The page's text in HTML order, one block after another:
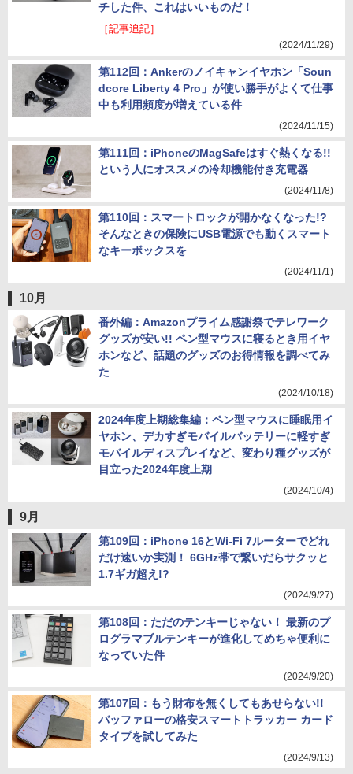
チした件、これはいいものだ！
［記事追記］
(2024/11/29)
第112回：Ankerのノイキャンイヤホン「Soun
dcore Liberty 4 Pro」が使い勝手がよくて仕事
中も利用頻度が増えている件
(2024/11/15)
第111回：iPhoneのMagSafeはすぐ熱くなる!!
という人にオススメの冷却機能付き充電器
(2024/11/8)
第110回：スマートロックが開かなくなった!?
そんなときの保険にUSB電源でも動くスマート
なキーボックスを
(2024/11/1)
10月
番外編：Amazonプライム感謝祭でテレワーク
グッズが安い!! ペン型マウスに寝るとき用イヤ
ホンなど、話題のグッズのお得情報を調べてみ
た
(2024/10/18)
2024年度上期総集編：ペン型マウスに睡眠用イ
ヤホン、デカすぎモバイルバッテリーに軽すぎ
モバイルディスプレイなど、変わり種グッズが
目立った2024年度上期
(2024/10/4)
9月
第109回：iPhone 16とWi-Fi 7ルーターでどれ
だけ速いか実測！ 6GHz帯で繋いだらサクッと
1.7ギガ超え!?
(2024/9/27)
第108回：ただのテンキーじゃない！ 最新のプ
ログラマブルテンキーが進化してめちゃ便利に
なっていた件
(2024/9/20)
第107回：もう財布を無くしてもあせらない!!
バッファローの格安スマートトラッカー カード
タイプを試してみた
(2024/9/13)